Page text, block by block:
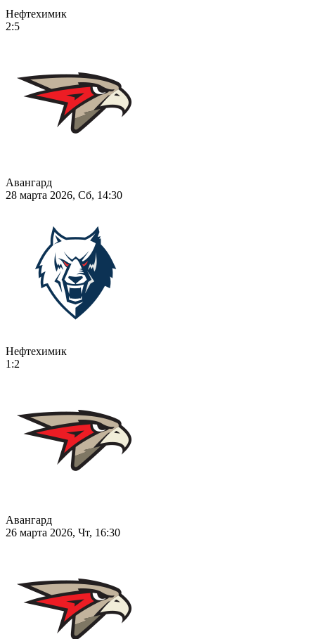
Нефтехимик
2:5
Авангард
28 марта 2026, Сб, 14:30
Нефтехимик
1:2
Авангард
26 марта 2026, Чт, 16:30